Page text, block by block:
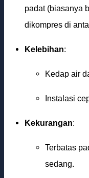
padat (biasanya
dikompres di
Kelebihan:
Kedap air
Instalasi
Kekurangan:
Terbatas
sedang.